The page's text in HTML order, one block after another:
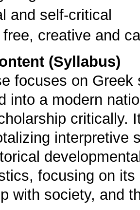
and self-critical
creative and
(Syllabus)
focuses on Greek
into a modern
critically.
interpretive
focusing on
with society, and